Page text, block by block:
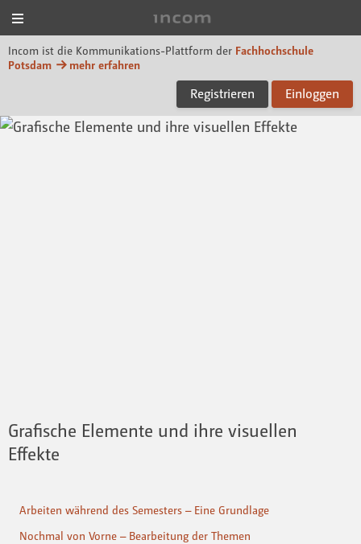
Incom ist die Kommunikations-Plattform der Fachhochschule
Potsdam
mehr erfahren
Registrieren Einloggen
Grafische Elemente und ihre visuellen
Effekte
Arbeiten während des Semesters – Eine Grundlage
Nochmal von Vorne – Bearbeitung der Themen